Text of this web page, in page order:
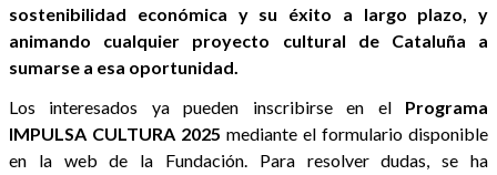
sostenibilidad económica y su éxito a largo plazo, y
animando cualquier proyecto cultural de Cataluña a
sumarse a esa oportunidad.
Los interesados ya pueden inscribirse en el Programa
IMPULSA CULTURA 2025 mediante el formulario disponible
en la web de la Fundación. Para resolver dudas, se ha